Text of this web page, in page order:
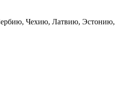
Чехию, Латвию, Эстонию,